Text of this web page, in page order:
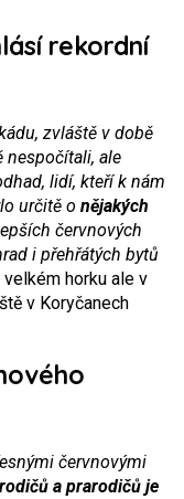
rekordní
zvláště v době
nespočítali, ale
lidí, kteří k nám
určitě o nějakých
červnových
i přehřátých bytů
horku ale v
v Koryčanech
červnovými
a prarodičů je